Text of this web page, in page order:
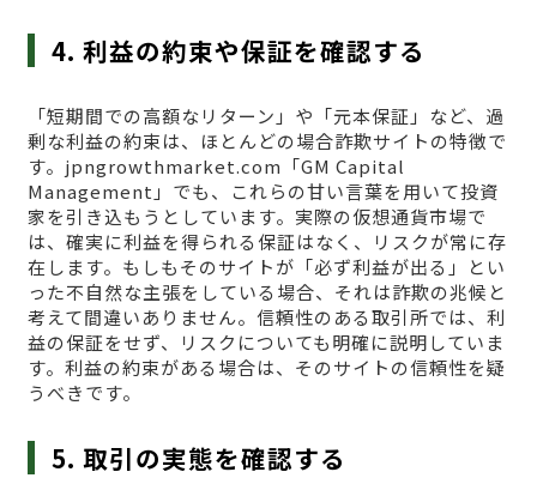
4. 利益の約束や保証を確認する
「短期間での高額なリターン」や「元本保証」など、過
剰な利益の約束は、ほとんどの場合詐欺サイトの特徴で
す。jpngrowthmarket.com「GM Capital
Management」でも、これらの甘い言葉を用いて投資
家を引き込もうとしています。実際の仮想通貨市場で
は、確実に利益を得られる保証はなく、リスクが常に存
在します。もしもそのサイトが「必ず利益が出る」とい
った不自然な主張をしている場合、それは詐欺の兆候と
考えて間違いありません。信頼性のある取引所では、利
益の保証をせず、リスクについても明確に説明していま
す。利益の約束がある場合は、そのサイトの信頼性を疑
うべきです。
5. 取引の実態を確認する